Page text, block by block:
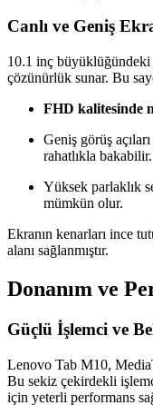
Canlı ve Geniş
10.1 inç
çözünürlük sunar. Bu
FHD kalitesinde
Geniş görüş
rahatlıkla bakabilir.
Yüksek parlaklık
mümkün olur.
Ekranın kenarları ince
alanı sağlanmıştır.
Donanım ve
Güçlü İşlemci ve
Lenovo Tab M10,
Bu sekiz çekirdekli
için yeterli performans